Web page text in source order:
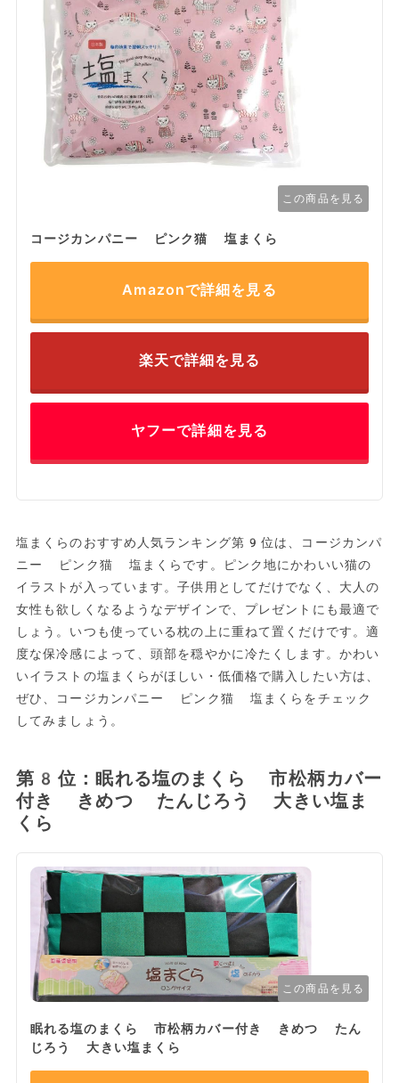
この商品を見る
コージカンパニー ピンク猫 塩まくら
Amazonで詳細を見る
楽天で詳細を見る
ヤフーで詳細を見る
塩まくらのおすすめ人気ランキング第9位は、コージカンパ
ニー ピンク猫 塩まくらです。ピンク地にかわいい猫の
イラストが入っています。子供用としてだけでなく、大人の
女性も欲しくなるようなデザインで、プレゼントにも最適で
しょう。いつも使っている枕の上に重ねて置くだけです。適
度な保冷感によって、頭部を穏やかに冷たくします。かわい
いイラストの塩まくらがほしい・低価格で購入したい方は、
ぜひ、コージカンパニー ピンク猫 塩まくらをチェック
してみましょう。
第8位：眠れる塩のまくら 市松柄カバー
付き きめつ たんじろう 大きい塩ま
くら
この商品を見る
眠れる塩のまくら 市松柄カバー付き きめつ たん
じろう 大きい塩まくら